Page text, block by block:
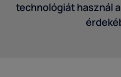
technológiát használ